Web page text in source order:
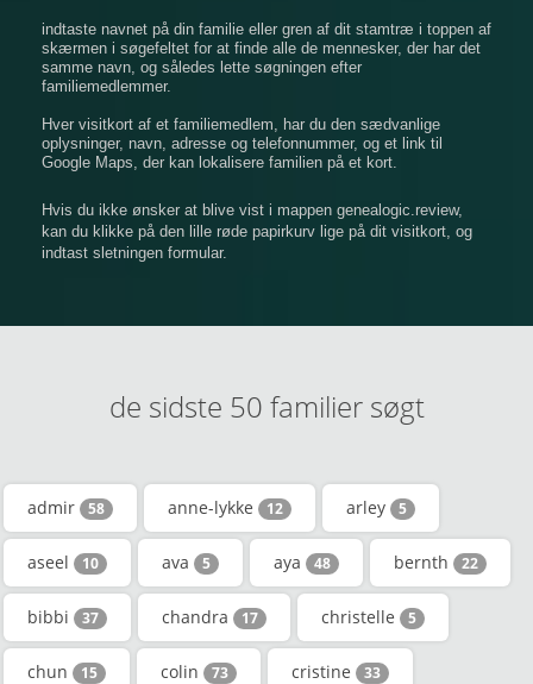
indtaste navnet på din familie eller gren af ​​dit stamtræ i toppen af
​​skærmen i søgefeltet for at finde alle de mennesker, der har det
samme navn, og således lette søgningen efter
familiemedlemmer.
Hver visitkort af et familiemedlem, har du den sædvanlige
oplysninger, navn, adresse og telefonnummer, og et link til
Google Maps, der kan lokalisere familien på et kort.
Hvis du ikke ønsker at blive vist i mappen genealogic.review,
kan du klikke på den lille røde papirkurv lige på dit visitkort, og
indtast sletningen formular.
de sidste 50 familier søgt
admir 58 anne-lykke 12 arley 5
aseel 10 ava 5 aya 48 bernth 22
bibbi 37 chandra 17 christelle 5
chun 15 colin 73 cristine 33